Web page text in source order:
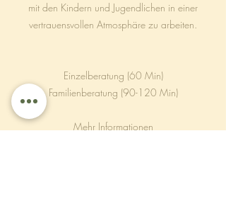
mit den Kindern und Jugendlichen in einer
vertrauensvollen Atmosphäre zu arbeiten.
Einzelberatung (60 Min)
Familienberatung (90-120 Min)
Mehr Informationen